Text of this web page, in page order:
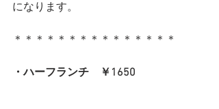
になります。
＊＊＊＊＊＊＊＊＊＊＊＊＊＊＊
・ハーフランチ　￥1650